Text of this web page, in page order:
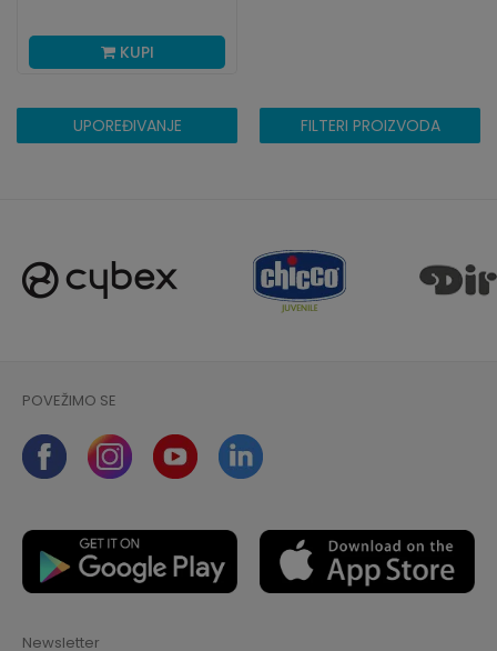
KUPI
UPOREĐIVANJE FILTERI PROIZVODA
POVEŽIMO SE
Newsletter